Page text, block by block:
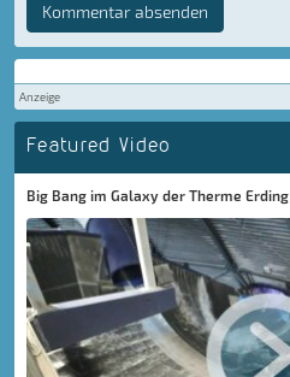
Kommentar absenden
Anzeige
Featured Video
Big Bang im Galaxy der Therme Erding